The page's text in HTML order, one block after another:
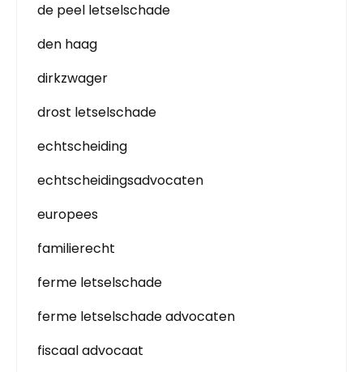
de peel letselschade
den haag
dirkzwager
drost letselschade
echtscheiding
echtscheidingsadvocaten
europees
familierecht
ferme letselschade
ferme letselschade advocaten
fiscaal advocaat